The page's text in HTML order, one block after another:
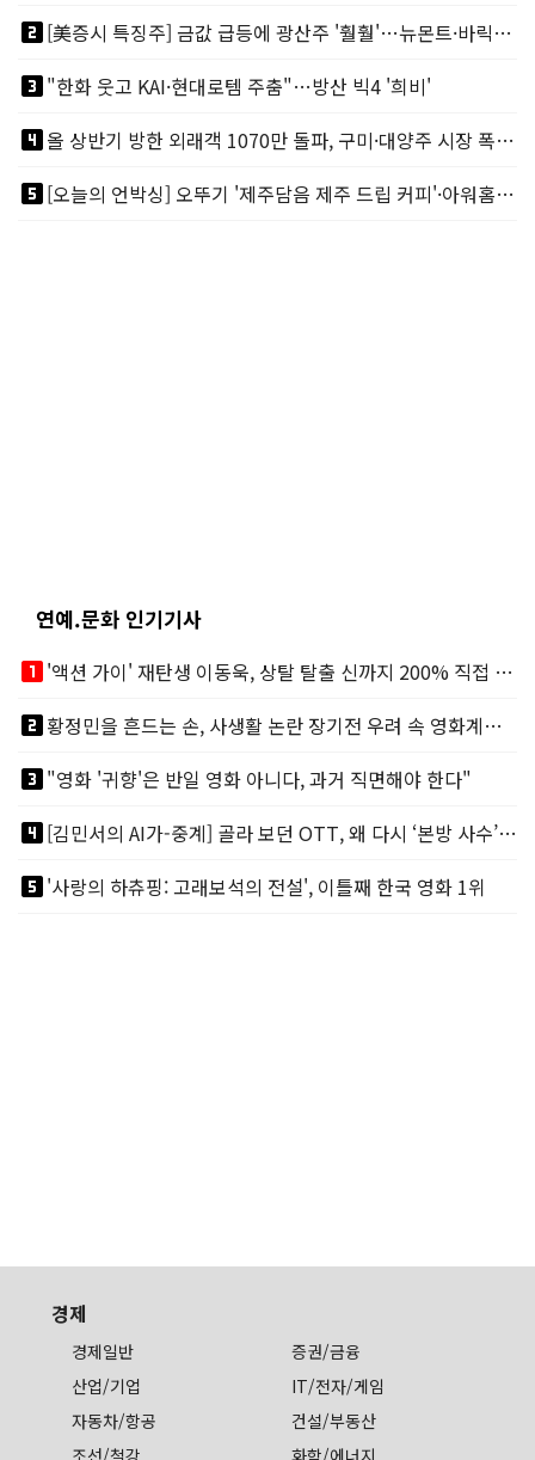
looks_two
[美증시 특징주] 금값 급등에 광산주 '훨훨'…뉴몬트·바릭마이닝 주도
looks_3"한화 웃고 KAI·현대로템 주춤"…방산 빅4 '희비'
looks_4
올 상반기 방한 외래객 1070만 돌파, 구미·대양주 시장 폭발적 성장
looks_5
[오늘의 언박싱] 오뚜기 '제주담음 제주 드립 커피'·아워홈 ‘갓석박지’ 外
연예.문화 인기기사
looks_one
'액션 가이' 재탄생 이동욱, 상탈 탈출 신까지 200% 직접 소화
looks_two
황정민을 흔드는 손, 사생활 논란 장기전 우려 속 영화계도 리스크
looks_3"영화 '귀향'은 반일 영화 아니다, 과거 직면해야 한다"
looks_4
[김민서의 AI가-중계] 골라 보던 OTT, 왜 다시 ‘본방 사수’를 부르나
looks_5'사랑의 하츄핑: 고래보석의 전설', 이틀째 한국 영화 1위
경제
경제일반
증권/금융
산업/기업
IT/전자/게임
자동차/항공
건설/부동산
조선/철강
화학/에너지